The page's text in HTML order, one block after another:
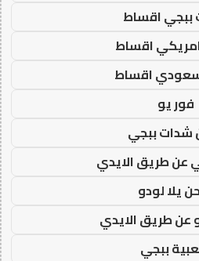
اقساط
امريكي اقساط
سعودي اقساط
فور يو
ببجي
عن طريق الايدي
يلا لودو
عن طريق الايدي
ببجي